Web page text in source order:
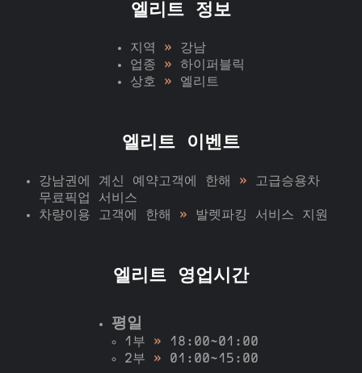
엘리트 정보
지역 » 강남
업종 » 하이퍼블릭
상호 » 엘리트
엘리트 이벤트
강남권에 계신 예약고객에 한해 » 고급승용차
무료픽업 서비스
차량이용 고객에 한해 » 발렛파킹 서비스 지원
엘리트 영업시간
평일
1부 » 18:00~01:00
2부 » 01:00~15:00